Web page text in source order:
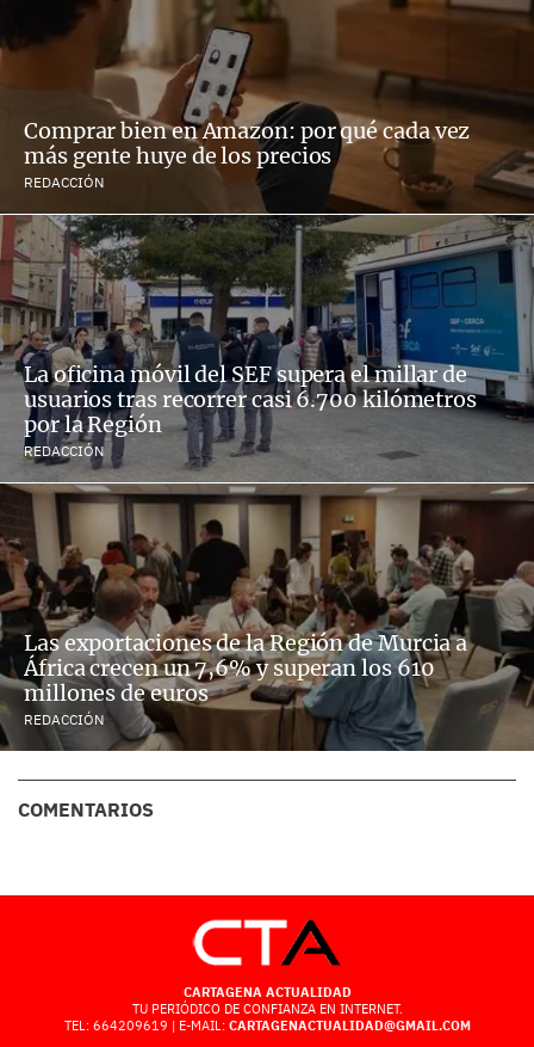
Comprar bien en Amazon: por qué cada vez
más gente huye de los precios
REDACCIÓN
La oficina móvil del SEF supera el millar de
usuarios tras recorrer casi 6.700 kilómetros
por la Región
REDACCIÓN
Las exportaciones de la Región de Murcia a
África crecen un 7,6% y superan los 610
millones de euros
REDACCIÓN
COMENTARIOS
CARTAGENA ACTUALIDAD
TU PERIÓDICO DE CONFIANZA EN INTERNET.
TEL: 664209619 | E-MAIL: CARTAGENACTUALIDAD@GMAIL.COM